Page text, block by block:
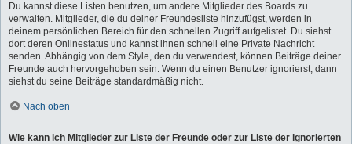
Du kannst diese Listen benutzen, um andere Mitglieder des Boards zu
verwalten. Mitglieder, die du deiner Freundesliste hinzufügst, werden in
deinem persönlichen Bereich für den schnellen Zugriff aufgelistet. Du siehst
dort deren Onlinestatus und kannst ihnen schnell eine Private Nachricht
senden. Abhängig von dem Style, den du verwendest, können Beiträge deiner
Freunde auch hervorgehoben sein. Wenn du einen Benutzer ignorierst, dann
siehst du seine Beiträge standardmäßig nicht.
Nach oben
Wie kann ich Mitglieder zur Liste der Freunde oder zur Liste der ignorierten